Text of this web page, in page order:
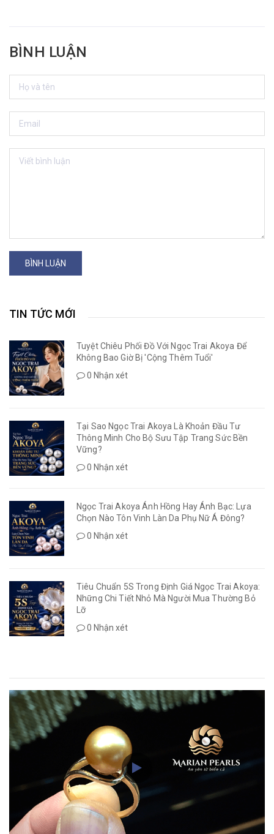
BÌNH LUẬN
BÌNH LUẬN
TIN TỨC MỚI
Tuyệt Chiêu Phối Đồ Với Ngọc Trai Akoya Để
Không Bao Giờ Bị 'Cộng Thêm Tuổi'
0 Nhận xét
Tại Sao Ngọc Trai Akoya Là Khoản Đầu Tư
Thông Minh Cho Bộ Sưu Tập Trang Sức Bền
Vững?
0 Nhận xét
Ngọc Trai Akoya Ánh Hồng Hay Ánh Bạc: Lựa
Chọn Nào Tôn Vinh Làn Da Phụ Nữ Á Đông?
0 Nhận xét
Tiêu Chuẩn 5S Trong Định Giá Ngọc Trai Akoya:
Những Chi Tiết Nhỏ Mà Người Mua Thường Bỏ
Lỡ
0 Nhận xét